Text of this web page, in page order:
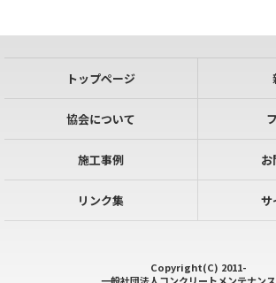
トップページ
協会について
施工事例 お
リンク集 サ
Copyright(C) 2011-